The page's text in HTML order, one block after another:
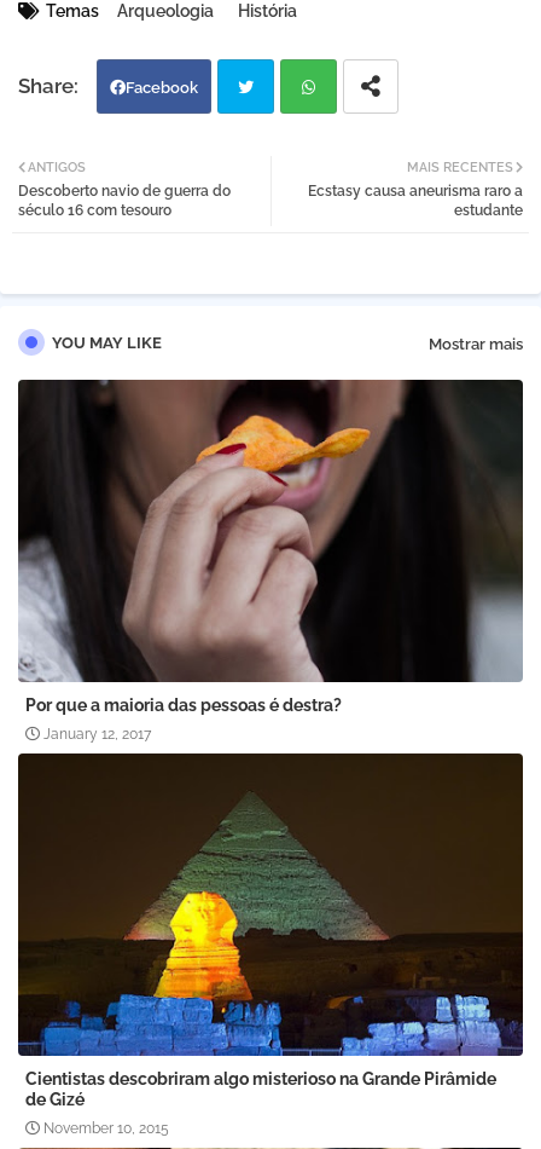
Temas Arqueologia História
Facebook
atsa
MAIS RECENTES
Ecstasy causa aneurisma raro a
estudante
ANTIGOS
Descoberto navio de guerra do
século 16 com tesouro
YOU MAY LIKE Mostrar mais
Por que a maioria das pessoas é destra?
January 12, 2017
Cientistas descobriram algo misterioso na Grande Pirâmide
de Gizé
November 10, 2015